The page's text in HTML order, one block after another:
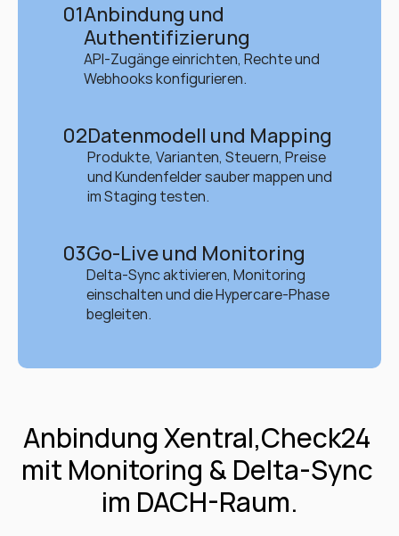
01Anbindung und
Authentifizierung
API-Zugänge einrichten, Rechte und
Webhooks konfigurieren.
02Datenmodell und Mapping
Produkte, Varianten, Steuern, Preise
und Kundenfelder sauber mappen und
im Staging testen.
03Go-Live und Monitoring
Delta-Sync aktivieren, Monitoring
einschalten und die Hypercare-Phase
begleiten.
Anbindung Xentral,Check24
mit Monitoring & Delta-Sync
im DACH-Raum.